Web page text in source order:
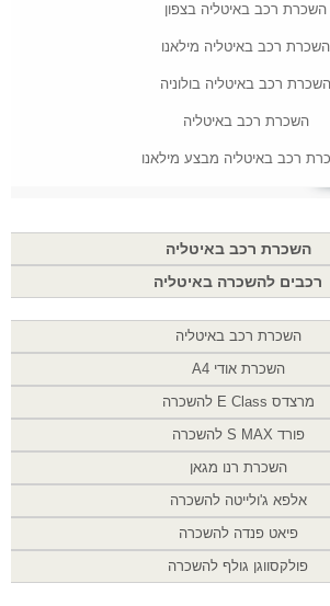
השכרת רכב באיטליה בצפון
השכרת רכב באיטליה מילאנו
השכרת רכב באיטליה בולוניה
השכרת רכב באיטליה
רכב באיטליה מבצע מילאנו
השכרת רכב באיטליה
רכבים להשכרה באיטליה
השכרת רכב באיטליה
השכרת אודי A4
מרצדס E Class להשכרה
פורד S MAX להשכרה
השכרת רנו מגאן
אלפא ג'ולייטה להשכרה
פיאט פנדה להשכרה
פולקסווגן גולף להשכרה